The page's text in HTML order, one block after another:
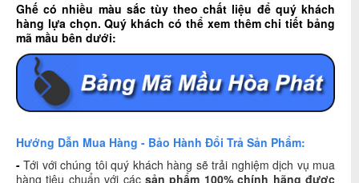
Ghế có nhiều màu sắc tùy theo chất liệu để quý khách
hàng lựa chọn. Quý khách có thể xem thêm chi tiết bảng
mã mầu bên dưới:
Hướng Dẫn Mua Hàng - Bảo Hành Đổi Trả Sản Phẩm:
-Tới với chúng tôi quý khách hàng sẽ trải nghiệm dịch vụ mua
hàng tiêu chuẩn với các sản phẩm 100% chính hãng được